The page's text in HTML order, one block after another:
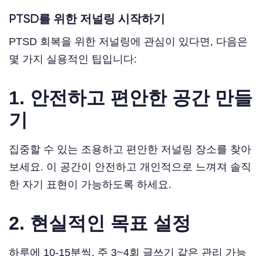
PTSD를 위한 저널링 시작하기
PTSD 회복을 위한 저널링에 관심이 있다면, 다음은
몇 가지 실용적인 팁입니다:
1. 안전하고 편안한 공간 만들
기
집중할 수 있는 조용하고 편안한 저널링 장소를 찾아
보세요. 이 공간이 안전하고 개인적으로 느껴져 솔직
한 자기 표현이 가능하도록 하세요.
2. 현실적인 목표 설정
하루에 10-15분씩, 주 3~4회 글쓰기 같은 관리 가능